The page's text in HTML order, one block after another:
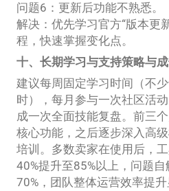
问题6：更新后功能不熟悉。
解决：优先学习官方“版本更
程，快速掌握变化点。
十、长期学习与支持策略与
建议每周固定学习时间（不
时），每月参与一次社区活
成一次全面技能复盘。前三
核心功能，之后逐步深入高
培训。多数卖家在使用后，
40%提升至85%以上，问题
70%，团队整体运营效率提